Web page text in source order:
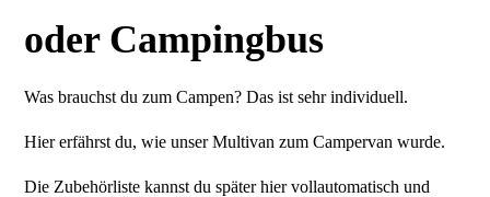
oder Campingbus
Was brauchst du zum Campen? Das ist sehr individuell.
Hier erfährst du, wie unser Multivan zum Campervan wurde.
Die Zubehörliste kannst du später hier vollautomatisch und